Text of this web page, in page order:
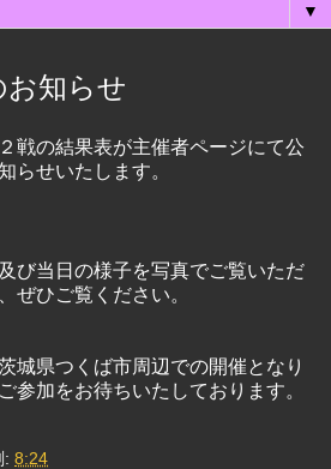
▼
お知らせ
戦の結果表が主催者ページにて公
らせいたします。
び当日の様子を写真でご覧いただ
ぜひご覧ください。
城県つくば市周辺での開催となり
参加をお待ちいたしております。
: 8:24